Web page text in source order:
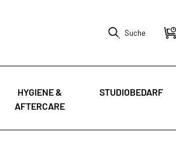
Suche
HYGIENE &
AFTERCARE
STUDIOBEDARF